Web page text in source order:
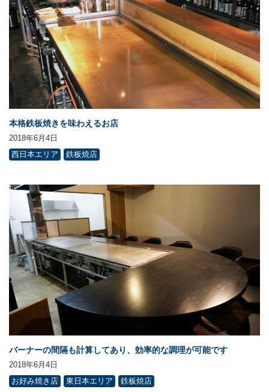
本格鉄板焼きを味わえるお店
2018年6月4日
西日本エリア
鉄板焼店
バーナーの間隔も計算してあり、効率的な調理が可能です
2018年6月4日
お好み焼き店
東日本エリア 鉄板焼店